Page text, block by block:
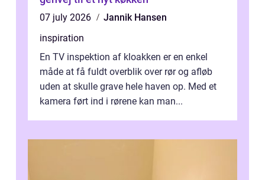
07 july 2026
Jannik Hansen
inspiration
En TV inspektion af kloakken er en enkel
måde at få fuldt overblik over rør og afløb
uden at skulle grave hele haven op. Med et
kamera ført ind i rørene kan man...